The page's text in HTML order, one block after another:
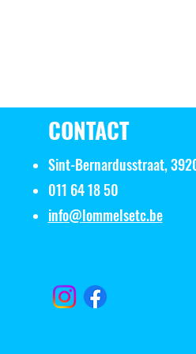
CONTACT
Sint-Bernardusstraat,
011 64 18 50
info@lommelsetc.be